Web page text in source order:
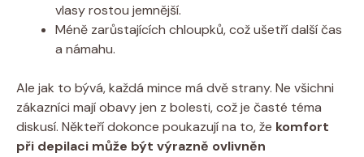
vlasy rostou jemnější.
Méně zarůstajících chloupků, což ušetří další čas
a námahu.
Ale jak to bývá, každá mince má dvě strany. Ne všichni
zákazníci mají obavy jen z bolesti, což je časté téma
diskusí. Někteří dokonce poukazují na to, že komfort
při depilaci může být výrazně ovlivněn